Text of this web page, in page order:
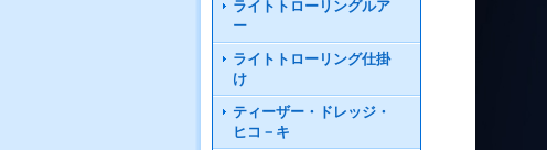
ライトトローリングルア
ー
ライトトローリング仕掛
け
ティーザー・ドレッジ・
ヒコ－キ